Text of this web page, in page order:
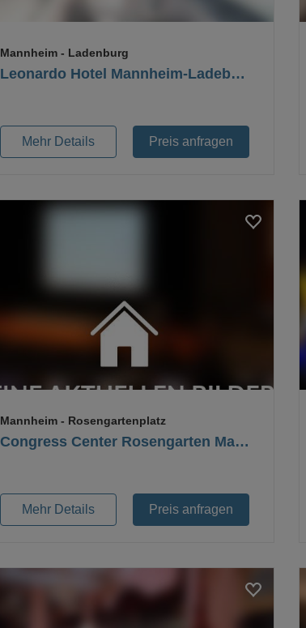
Leonardo Hotel Mannheim-Ladeburg
Mannheim- Ladenburg
Mehr Details Preis anfragen
Loading...
Congress Center Rosengarten Mannheim
Mannheim- Rosengartenplatz
Mehr Details Preis anfragen